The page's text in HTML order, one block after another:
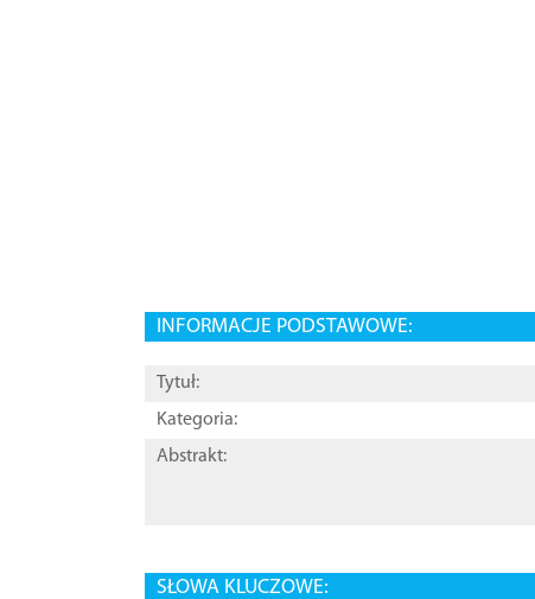
INFORMACJE PODSTAWOWE:
Tytuł:
Kategoria:
Abstrakt:
SŁOWA KLUCZOWE: